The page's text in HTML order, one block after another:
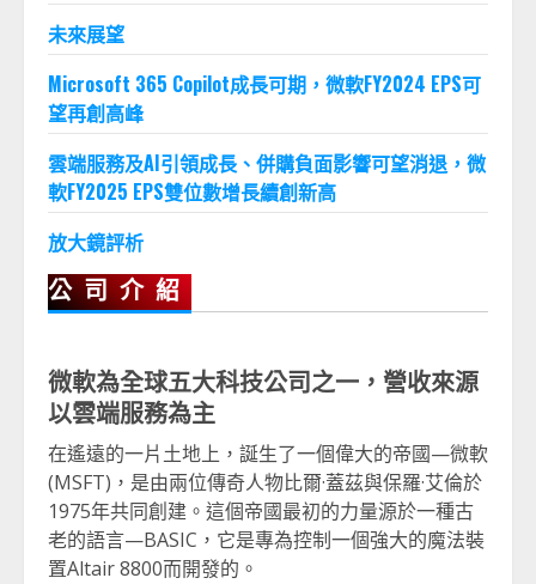
未來展望
Microsoft 365 Copilot成長可期，微軟FY2024 EPS可
望再創高峰
雲端服務及AI引領成長、併購負面影響可望消退，微
軟FY2025 EPS雙位數增長續創新高
放大鏡評析
公司介紹
微軟為全球五大科技公司之一，營收來源
以雲端服務為主
在遙遠的一片土地上，誕生了一個偉大的帝國—微軟
(MSFT)，是由兩位傳奇人物比爾·蓋茲與保羅·艾倫於
1975年共同創建。這個帝國最初的力量源於一種古
老的語言—BASIC，它是專為控制一個強大的魔法裝
置Altair 8800而開發的。